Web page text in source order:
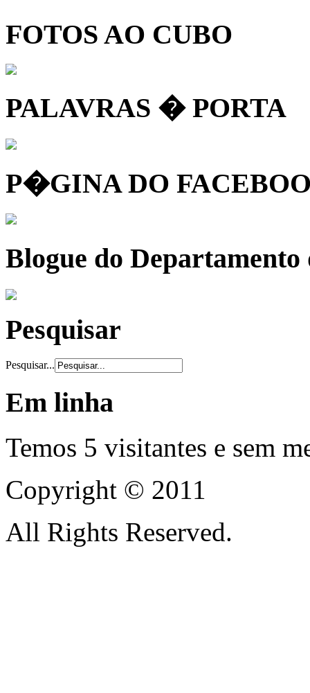
FOTOS AO CUBO
PALAVRAS � PORTA
P�GINA DO
Blogue do
Pesquisar
Pesquisar...
Em linha
Temos 5 visitantes e sem
Copyright © 2011
All Rights Reserved.